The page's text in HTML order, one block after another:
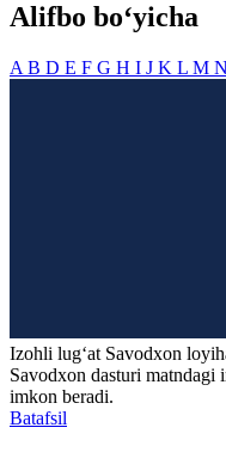
Alifbo bo‘yicha
A B D E F G H I J K L M N
Izohli lugʻat Savodxon
Savodxon dasturi matndagi
imkon beradi.
Batafsil